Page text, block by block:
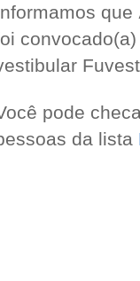
que
pode
da lista